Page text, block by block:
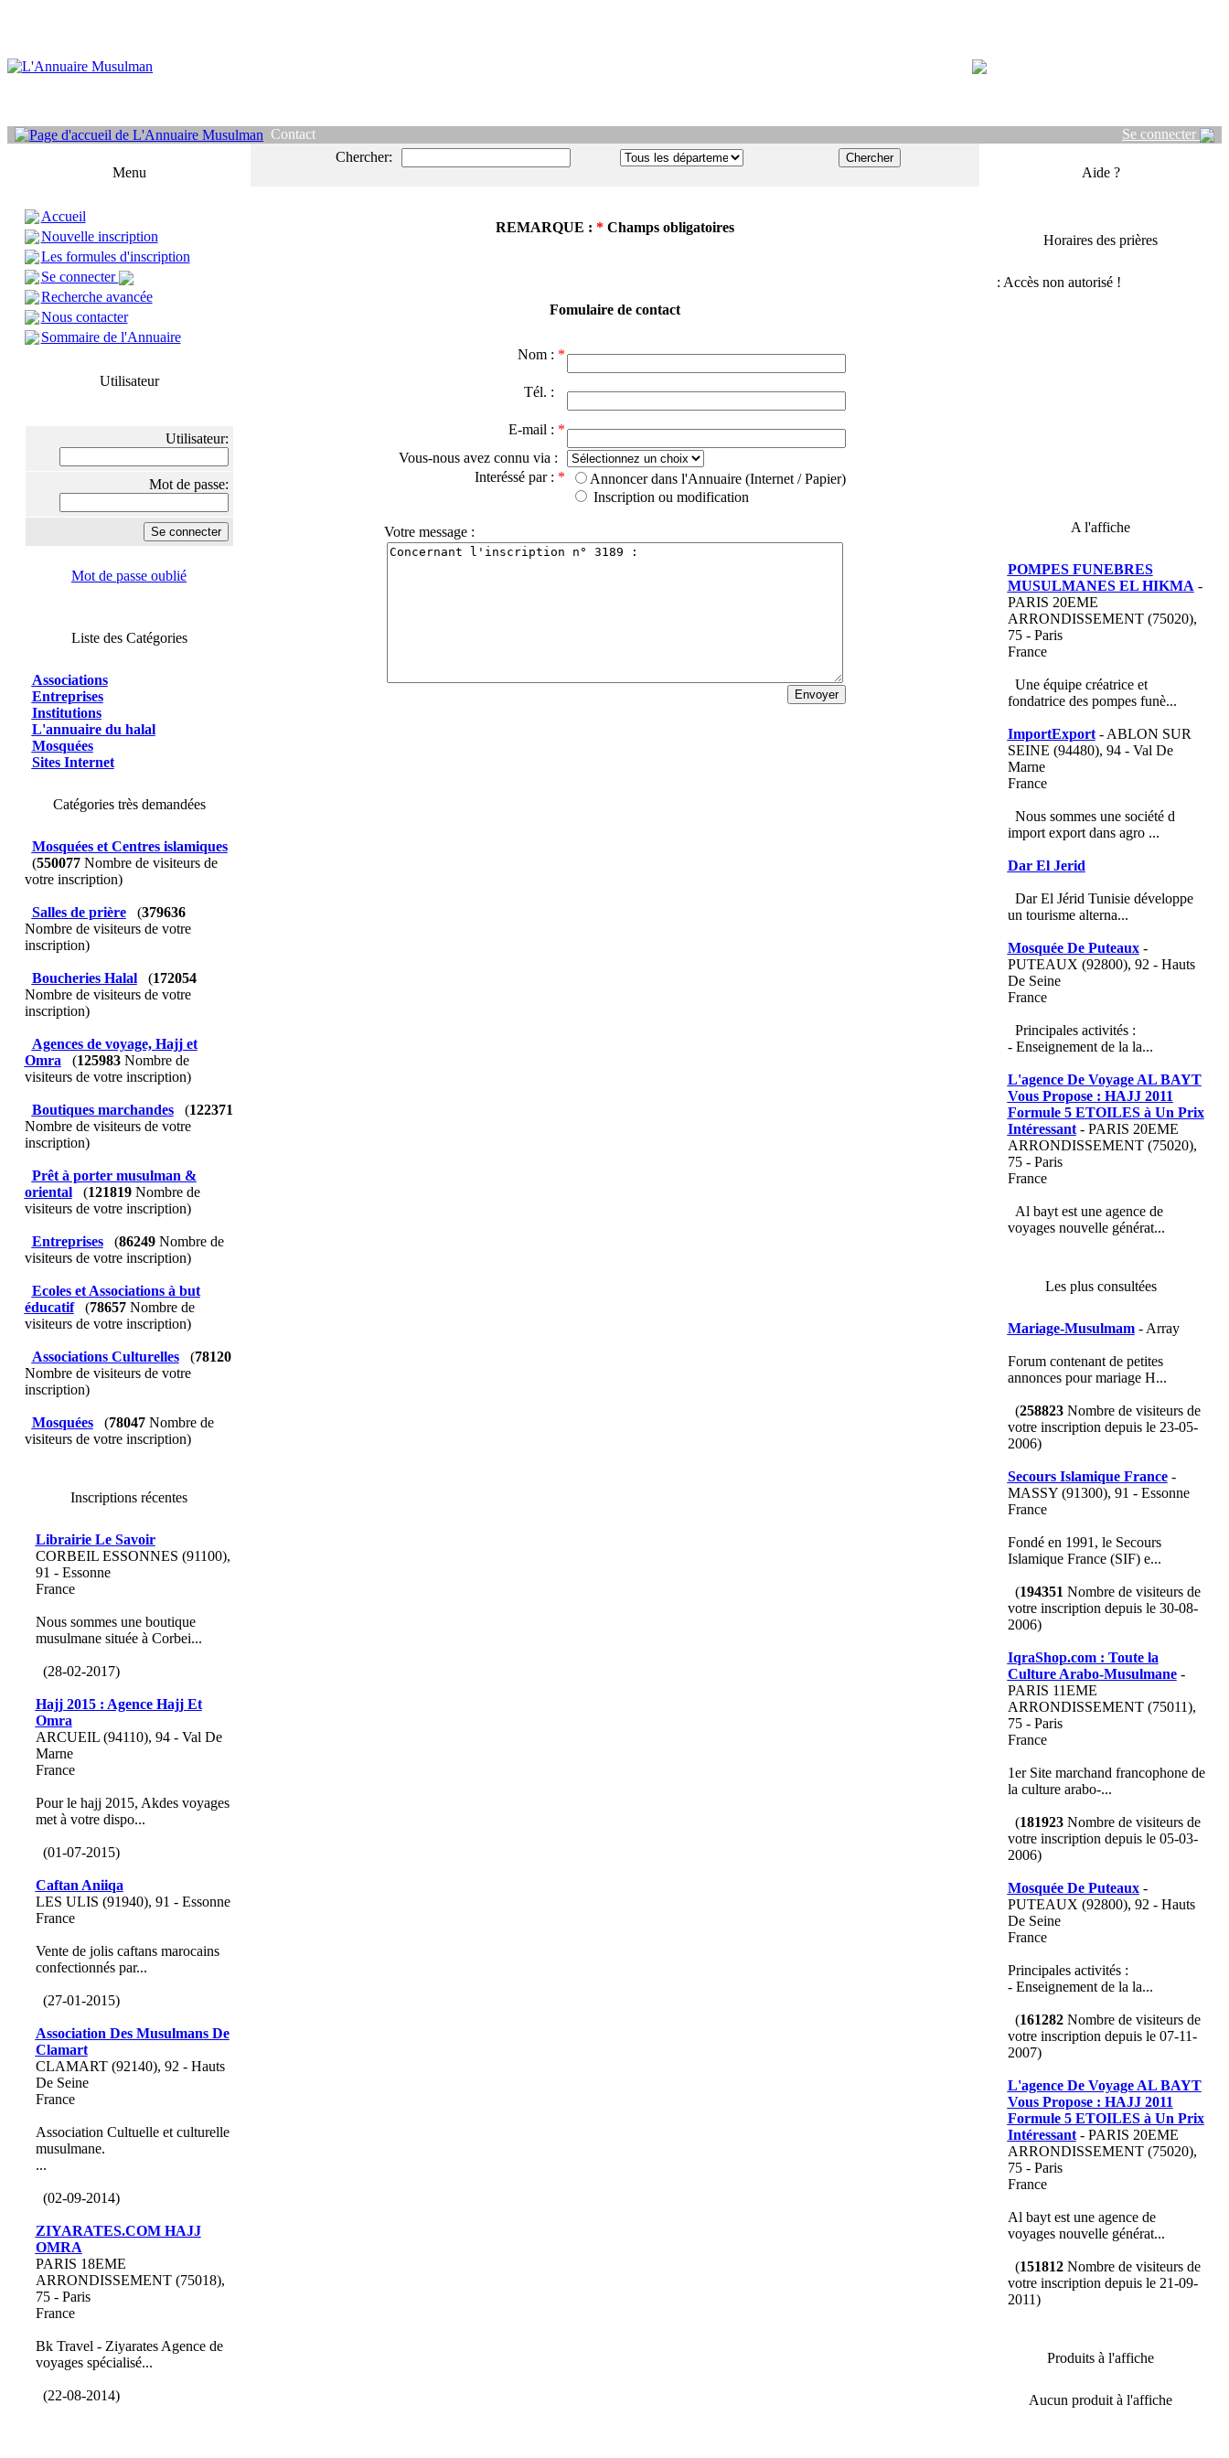
Contact Se connecter
Menu
Accueil
Nouvelle inscription
Les formules d'inscription
Se connecter
Recherche avancée
Nous contacter
Sommaire de l'Annuaire
Utilisateur
Utilisateur:
Mot de passe:
Mot de passe oublié
Liste des Catégories
Associations
Entreprises
Institutions
L'annuaire du halal
Mosquées
Sites Internet
Catégories très demandées
Mosquées et Centres islamiques
(550077Nombre de visiteurs de
votre inscription)
Salles de prière (379636
Nombre de visiteurs de votre
inscription)
Boucheries Halal (172054
Nombre de visiteurs de votre
inscription)
Agences de voyage, Hajj et
Omra
(125983Nombre de
visiteurs de votre inscription)
Boutiques marchandes (122371
Nombre de visiteurs de votre
inscription)
Prêt à porter musulman &
oriental
(121819Nombre de
visiteurs de votre inscription)
Entreprises (86249Nombre de
visiteurs de votre inscription)
Ecoles et Associations à but
éducatif
(78657Nombre de
visiteurs de votre inscription)
Associations Culturelles (78120
Nombre de visiteurs de votre
inscription)
Mosquées (78047Nombre de
visiteurs de votre inscription)
Inscriptions récentes
Librairie Le Savoir
CORBEIL ESSONNES (91100),
91 - Essonne
France
Nous sommes une boutique
musulmane située à Corbei...
(28-02-2017)
Hajj 2015 : Agence Hajj Et
Omra
ARCUEIL (94110), 94 - Val De
Marne
France
Pour le hajj 2015, Akdes voyages
met à votre dispo...
(01-07-2015)
Caftan Aniiqa
LES ULIS (91940), 91 - Essonne
France
Vente de jolis caftans marocains
confectionnés par...
(27-01-2015)
Association Des Musulmans De
Clamart
CLAMART (92140), 92 - Hauts
De Seine
France
Association Cultuelle et culturelle
musulmane.
...
(02-09-2014)
ZIYARATES.COM HAJJ
OMRA
PARIS 18EME
ARRONDISSEMENT (75018),
75 - Paris
France
Bk Travel - Ziyarates Agence de
voyages spécialisé...
(22-08-2014)
Chercher:
REMARQUE : * Champs obligatoires
Fomulaire de contact
Nom : *
Tél. :
E-mail : *
Vous-nous avez connu via :
Interéssé par : *
Annoncer dans l'Annuaire (Internet / Papier)
Inscription ou modification
Votre message :
Aide ?
Horaires des prières
A l'affiche
POMPES FUNEBRES
MUSULMANES EL HIKMA -
PARIS 20EME
ARRONDISSEMENT (75020),
75 - Paris
France
Une équipe créatrice et
fondatrice des pompes funè...
ImportExport- ABLON SUR
SEINE (94480), 94 - Val De
Marne
France
Nous sommes une société d
import export dans agro ...
Dar El Jerid
Dar El Jérid Tunisie développe
un tourisme alterna...
Mosquée De Puteaux-
PUTEAUX (92800), 92 - Hauts
De Seine
France
Principales activités :
- Enseignement de la la...
L'agence De Voyage AL BAYT
Vous Propose : HAJJ 2011
Formule 5 ETOILES à Un Prix
Intéressant- PARIS 20EME
ARRONDISSEMENT (75020),
75 - Paris
France
Al bayt est une agence de
voyages nouvelle générat...
Les plus consultées
Mariage-Musulmam- Array
Forum contenant de petites
annonces pour mariage H...
(258823Nombre de visiteurs de
votre inscription depuis le 23-05-
2006)
Secours Islamique France-
MASSY (91300), 91 - Essonne
France
Fondé en 1991, le Secours
Islamique France (SIF) e...
(194351 Nombre de visiteurs de
votre inscription depuis le 30-08-
2006)
IqraShop.com : Toute la
Culture Arabo-Musulmane-
PARIS 11EME
ARRONDISSEMENT (75011),
75 - Paris
France
1er Site marchand francophone de
la culture arabo-...
(181923Nombre de visiteurs de
votre inscription depuis le 05-03-
2006)
Mosquée De Puteaux-
PUTEAUX (92800), 92 - Hauts
De Seine
France
Principales activités :
- Enseignement de la la...
(161282Nombre de visiteurs de
votre inscription depuis le 07-11-
2007)
L'agence De Voyage AL BAYT
Vous Propose : HAJJ 2011
Formule 5 ETOILES à Un Prix
Intéressant- PARIS 20EME
ARRONDISSEMENT (75020),
75 - Paris
France
Al bayt est une agence de
voyages nouvelle générat...
(151812Nombre de visiteurs de
votre inscription depuis le 21-09-
2011)
Produits à l'affiche
Aucun produit à l'affiche